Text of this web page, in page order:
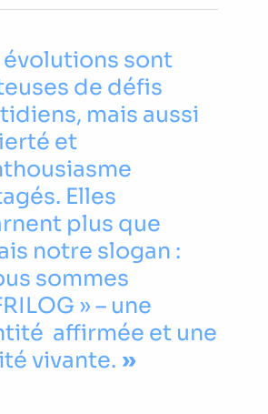
évolutions sont
de défis
mais aussi
et
Elles
plus que
notre slogan :
sommes
» – une
affirmée et une
vivante.